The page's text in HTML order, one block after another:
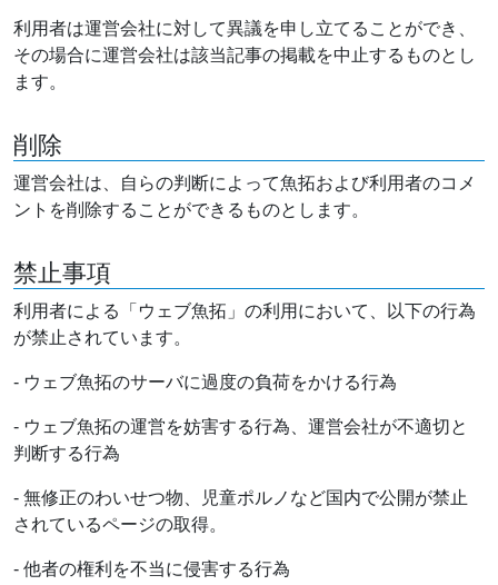
利用者は運営会社に対して異議を申し立てることができ、
その場合に運営会社は該当記事の掲載を中止するものとし
ます。
削除
運営会社は、自らの判断によって魚拓および利用者のコメ
ントを削除することができるものとします。
禁止事項
利用者による「ウェブ魚拓」の利用において、以下の行為
が禁止されています。
- ウェブ魚拓のサーバに過度の負荷をかける行為
- ウェブ魚拓の運営を妨害する行為、運営会社が不適切と
判断する行為
- 無修正のわいせつ物、児童ポルノなど国内で公開が禁止
されているページの取得。
- 他者の権利を不当に侵害する行為